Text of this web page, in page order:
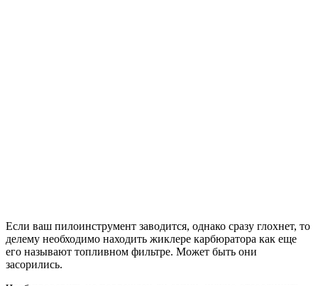
Если ваш пилоинструмент заводится, однако сразу глохнет, то
делему необходимо находить жиклере карбюратора как еще
его называют топливном фильтре. Может быть они
засорились.